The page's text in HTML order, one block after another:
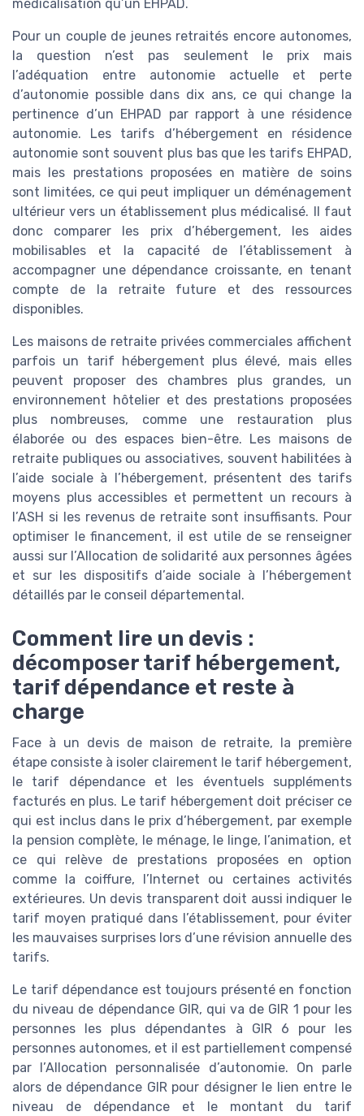
médicalisation qu’un EHPAD.
Pour un couple de jeunes retraités encore autonomes,
la question n’est pas seulement le prix mais
l’adéquation entre autonomie actuelle et perte
d’autonomie possible dans dix ans, ce qui change la
pertinence d’un EHPAD par rapport à une résidence
autonomie. Les tarifs d’hébergement en résidence
autonomie sont souvent plus bas que les tarifs EHPAD,
mais les prestations proposées en matière de soins
sont limitées, ce qui peut impliquer un déménagement
ultérieur vers un établissement plus médicalisé. Il faut
donc comparer les prix d’hébergement, les aides
mobilisables et la capacité de l’établissement à
accompagner une dépendance croissante, en tenant
compte de la retraite future et des ressources
disponibles.
Les maisons de retraite privées commerciales affichent
parfois un tarif hébergement plus élevé, mais elles
peuvent proposer des chambres plus grandes, un
environnement hôtelier et des prestations proposées
plus nombreuses, comme une restauration plus
élaborée ou des espaces bien-être. Les maisons de
retraite publiques ou associatives, souvent habilitées à
l’aide sociale à l’hébergement, présentent des tarifs
moyens plus accessibles et permettent un recours à
l’ASH si les revenus de retraite sont insuffisants. Pour
optimiser le financement, il est utile de se renseigner
aussi sur l’Allocation de solidarité aux personnes âgées
et sur les dispositifs d’aide sociale à l’hébergement
détaillés par le conseil départemental.
Comment lire un devis :
décomposer tarif hébergement,
tarif dépendance et reste à
charge
Face à un devis de maison de retraite, la première
étape consiste à isoler clairement le tarif hébergement,
le tarif dépendance et les éventuels suppléments
facturés en plus. Le tarif hébergement doit préciser ce
qui est inclus dans le prix d’hébergement, par exemple
la pension complète, le ménage, le linge, l’animation, et
ce qui relève de prestations proposées en option
comme la coiffure, l’Internet ou certaines activités
extérieures. Un devis transparent doit aussi indiquer le
tarif moyen pratiqué dans l’établissement, pour éviter
les mauvaises surprises lors d’une révision annuelle des
tarifs.
Le tarif dépendance est toujours présenté en fonction
du niveau de dépendance GIR, qui va de GIR 1 pour les
personnes les plus dépendantes à GIR 6 pour les
personnes autonomes, et il est partiellement compensé
par l’Allocation personnalisée d’autonomie. On parle
alors de dépendance GIR pour désigner le lien entre le
niveau de dépendance et le montant du tarif